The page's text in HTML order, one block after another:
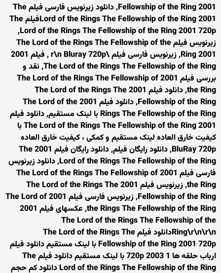
Fellowship of the Ring 2001, دانلود زیرنویس فارسی فیلم The
Lord of the Rings The Fellowship of the Ring 2001فیلم The
Lord of the Rings The Fellowship of the Ring 2001 720p,
زیرنویس فیلم The Lord of the Rings The Fellowship of the
Ring 2001, زیرنویس فارسی فیلم \r\n Bluray 720p , فیلم 2001
The Lord of the Rings The Fellowship of the Ring, نقد و
بررسی فیلم 2001 The Lord of the Rings The Fellowship of
the Ring, دانلود فیلم 2001 The Lord of the Rings The
Fellowship of the Ring, دانلود فیلم 2001 The Lord of the
Rings The Fellowship of the Ring با لینک مستقیم, دانلود فیلم
2001 The Lord of the Rings The Fellowship of the Ring با
کیفیت خارق العاده لینک مستقیم و کمکی ، کیفیت خارق العاده
BluRay 720p, دانلود رایگان فیلم, دانلود رایگان فیلم 2001 The
Lord of the Rings The Fellowship of the Ring, دانلود زیرنویس
فارسی فیلم 2001 The Lord of the Rings The Fellowship of
the Ring, زیرنویس فیلم 2001 The Lord of the Rings The
Fellowship of the Ring, زیرنویس فارسی فیلم 2001 The Lord of
the Rings The Fellowship of the Ring, عکسهای فیلم 2001
The Lord of the Rings The Fellowship of the
Ring\r\n\r\nدانلود فیلم The Lord of the Rings The
Fellowship of the Ring 2001 720p با لینک مستقیم دانلود فیلم
ارباب حلقه ها 1 2003 720p با لینک مستقیم دانلود فیلم The
Lord of the Rings The Fellowship of the Ring دانلود کم حجم